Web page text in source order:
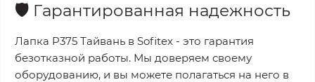
🛡️ Гарантированная надежность
Лапка P375 Тайвань в Sofitex - это гарантия
безотказной работы. Мы доверяем своему
оборудованию, и вы можете полагаться на него в